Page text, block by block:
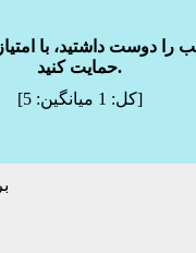
را دوست داشتید، با
حمایت کنید.
[کل: 1 میانگین:5 ]